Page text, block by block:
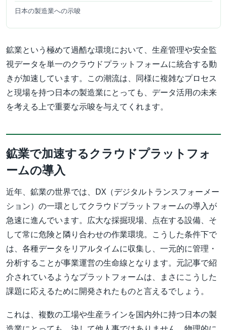
日本の製造業への示唆
鉱業という極めて過酷な環境において、生産管理や安全監
視データを単一のクラウドプラットフォームに統合する動
きが加速しています。この潮流は、同様に複雑なプロセス
と現場を持つ日本の製造業にとっても、データ活用の未来
を考える上で重要な示唆を与えてくれます。
鉱業で加速するクラウドプラットフォ
ームの導入
近年、鉱業の世界では、DX（デジタルトランスフォーメー
ション）の一環としてクラウドプラットフォームの導入が
急速に進んでいます。広大な採掘現場、点在する設備、そ
して常に危険と隣り合わせの作業環境。こうした条件下で
は、各種データをリアルタイムに収集し、一元的に管理・
分析することが事業運営の生命線となります。元記事で紹
介されているようなプラットフォームは、まさにこうした
課題に応えるために開発されたものと言えるでしょう。
これは、複数の工場や生産ラインを国内外に持つ日本の製